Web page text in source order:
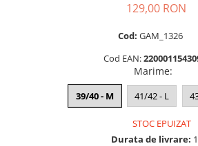
129,00 RON
Cod: GAM_1326
Cod EAN:
Marime:
39/40 - M 41/42 - L
STOC EPUIZAT
Durata de livrare: 1